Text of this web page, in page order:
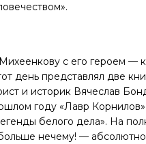
с его героем —
день представлял две
и историк Вячеслав
году «Лавр Корнилов»
белого дела». На
нечему! — абсолютно